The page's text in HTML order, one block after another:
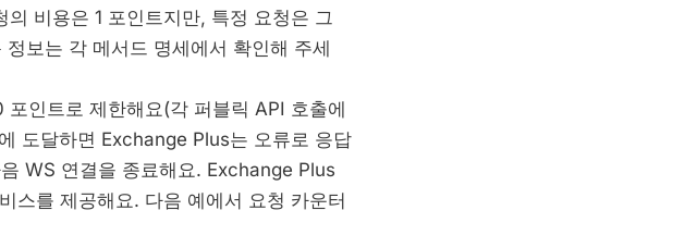
비용은 1 포인트지만, 특정 요청은 그
보는 각 메서드 명세에서 확인해 주세
인트로 제한해요(각 퍼블릭 API 호출에
도달하면 Exchange Plus는 오류로 응답
WS 연결을 종료해요. Exchange Plus
스를 제공해요. 다음 예에서 요청 카운터